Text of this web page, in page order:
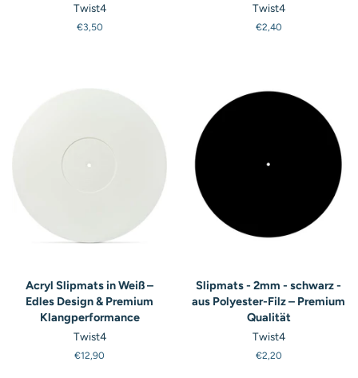
Twist4
Normaler
€3,50
Twist4
Normaler
€2,40
Acryl Slipmats in Weiß –
Edles Design & Premium
Klangperformance
Twist4
Normaler
€12,90
Slipmats - 2mm - schwarz -
aus Polyester-Filz – Premium
Qualität
Twist4
Normaler
€2,20